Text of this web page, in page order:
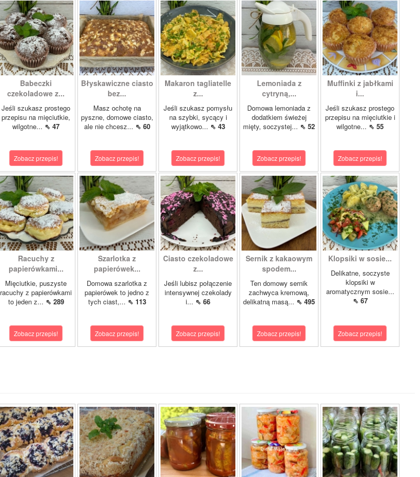
Babeczki
czekoladowe z...
Jeśli szukasz prostego
przepisu na mięciutkie,
wilgotne... ⇖ 47
Zobacz przepis!
Błyskawiczne ciasto
bez...
Masz ochotę na
pyszne, domowe ciasto,
ale nie chcesz... ⇖ 60
Zobacz przepis!
Makaron tagliatelle
z...
Jeśli szukasz pomysłu
na szybki, sycący i
wyjątkowo... ⇖ 43
Zobacz przepis!
Lemoniada z
cytryną,...
Domowa lemoniada z
dodatkiem świeżej
mięty, soczystej... ⇖ 52
Zobacz przepis!
Muffinki z jabłkami
i...
Jeśli szukasz prostego
przepisu na mięciutkie i
wilgotne... ⇖ 55
Zobacz przepis!
Racuchy z
papierówkami...
Mięciutkie, puszyste
racuchy z papierówkami
to jeden z... ⇖ 289
Zobacz przepis!
Szarlotka z
papierówek...
Domowa szarlotka z
papierówek to jedno z
tych ciast,... ⇖ 113
Zobacz przepis!
Ciasto czekoladowe
z...
Jeśli lubisz połączenie
intensywnej czekolady
i... ⇖ 66
Zobacz przepis!
Sernik z kakaowym
spodem...
Ten domowy sernik
zachwyca kremową,
delikatną masą... ⇖ 495
Zobacz przepis!
Klopsiki w sosie...
Delikatne, soczyste
klopsiki w
aromatycznym sosie...
⇖ 67
Zobacz przepis!